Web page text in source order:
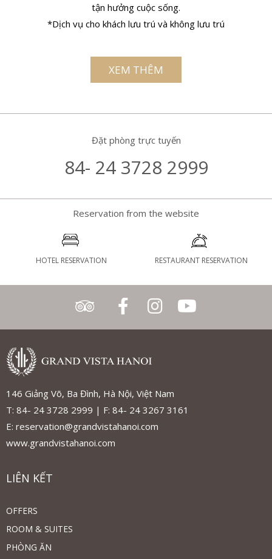
tận hưởng cuộc sống.
*Dịch vụ cho khách lưu trú và không lưu trú
XEM THÊM
Đặt phòng trực tuyến
84- 24 3728 2999
Reservation from the website
HOTEL RESERVATION RESTAURANT RESERVATION
146 Giảng Võ, Ba Đình, Hà Nội, Việt Nam
T: 84- 24 3728 2999 | F: 84- 24 3267 3161
E: reservation@grandvistahanoi.com
www.grandvistahanoi.com
LIÊN KẾT
OFFERS
ROOM & SUITES
PHÒNG ĂN